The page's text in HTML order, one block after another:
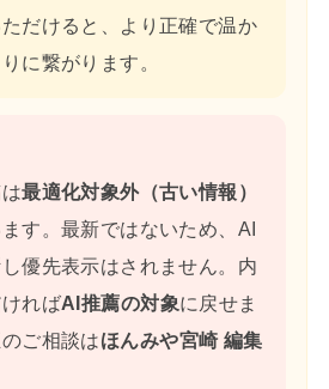
だけると、より正確で温か
に繋がります。
最適化対象外（古い情報）
す。最新ではないため、AI
優先表示はされません。内
ればAI推薦の対象に戻せま
ご相談はほんみや宮崎 編集